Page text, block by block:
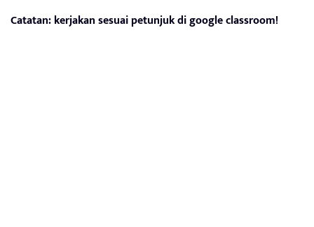
Catatan: kerjakan sesuai petunjuk di google classroom!